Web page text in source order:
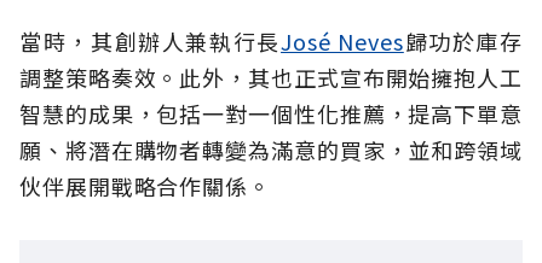
當時，其創辦人兼執行長José Neves歸功於庫存
調整策略奏效。此外，其也正式宣布開始擁抱人工
智慧的成果，包括一對一個性化推薦，提高下單意
願、將潛在購物者轉變為滿意的買家，並和跨領域
伙伴展開戰略合作關係。